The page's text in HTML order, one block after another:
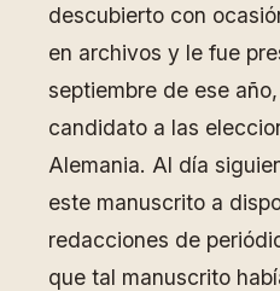
descubierto con
en archivos y le fue
septiembre de ese
candidato a las
Alemania. Al día
este manuscrito a
redacciones de
que tal manuscrito